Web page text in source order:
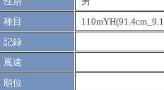
種目
記録
風速
順位